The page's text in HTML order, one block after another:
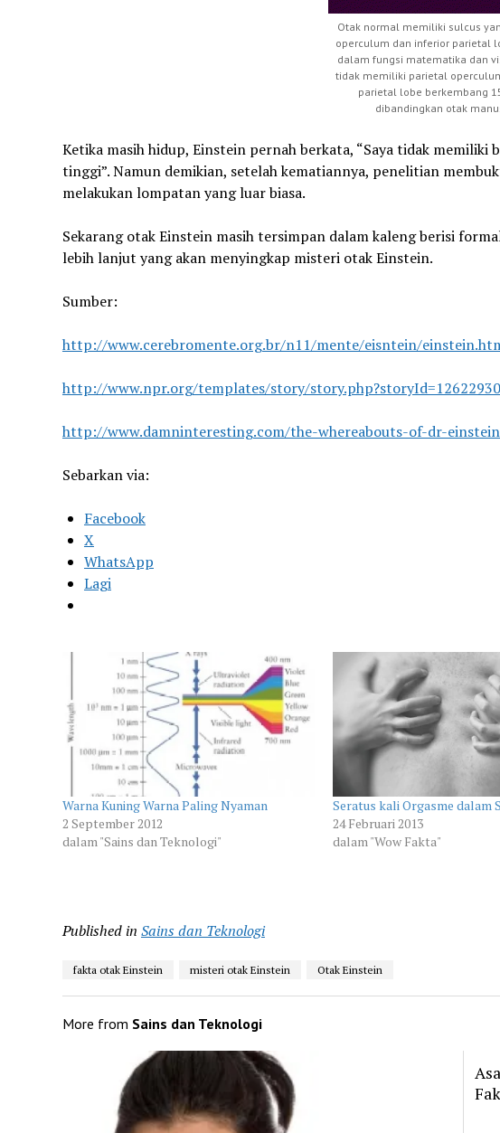
Otak normal memiliki sulcus
operculum dan inferior parietal
dalam fungsi matematika dan
tidak memiliki parietal
parietal lobe berkembang
dibandingkan otak
Ketika masih hidup, Einstein pernah berkata, “Saya tidak memiliki
tinggi”. Namun demikian, setelah kematiannya, penelitian
melakukan lompatan yang luar biasa.
Sekarang otak Einstein masih tersimpan dalam kaleng berisi
lebih lanjut yang akan menyingkap misteri otak Einstein.
Sumber:
http://www.cerebromente.org.br/n11/mente/eisntein/
http://www.npr.org/templates/story/
http://www.damninteresting.com/the-whereabouts-of-dr-
Sebarkan via:
Facebook
X
WhatsApp
Lagi
Warna Kuning Warna Paling Nyaman
2 September 2012
dalam "Sains dan Teknologi"
Seratus kali Orgasme dalam
24 Februari 2013
dalam "Wow Fakta"
Published in Sains dan Teknologi
fakta otak Einstein misteri otak Einstein Otak Einstein
More from Sains dan Teknologi